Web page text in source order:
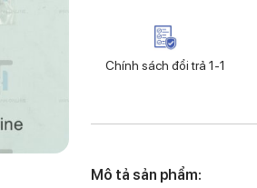
Chính sách đổi trả 1-1
Mô tả sản phẩm: